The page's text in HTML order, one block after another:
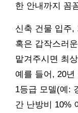
한 안내까지 꼼
신축 건물 입주,
혹은 갑작스러
맡겨주시면 최
예를 들어, 20
1등급 모델(예:
간 난방비 10%